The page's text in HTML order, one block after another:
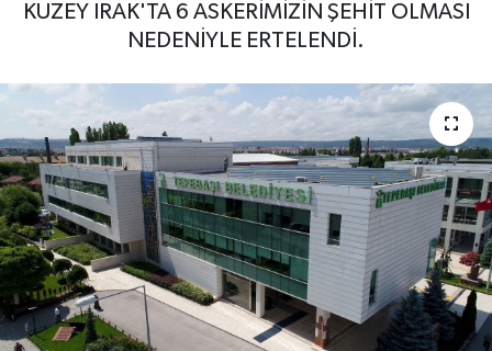
KUZEY IRAK'TA 6 ASKERİMİZİN ŞEHİT OLMASI
NEDENİYLE ERTELENDİ.